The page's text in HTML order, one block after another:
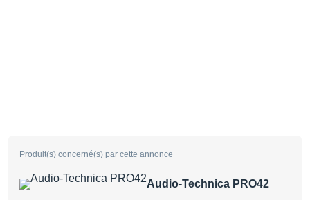
Produit(s) concerné(s) par cette annonce
Audio-Technica PRO42